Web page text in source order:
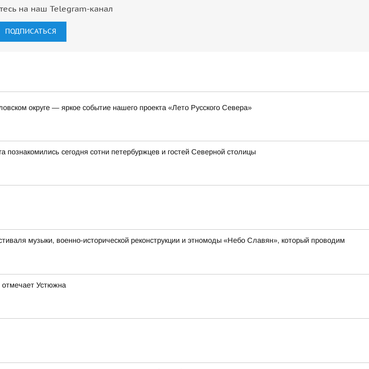
на наш Telegram-канал
ПОДПИСАТЬСЯ
округе — яркое событие нашего проекта «Лето Русского Севера»
сегодня сотни петербуржцев и гостей Северной столицы
музыки, военно-исторической реконструкции и этномоды «Небо Славян», который проводим
отмечает Устюжна